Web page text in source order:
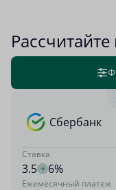
Рассчитайте
Сбербанк
Ставка
3.5 6%
Ежемесячный платеж